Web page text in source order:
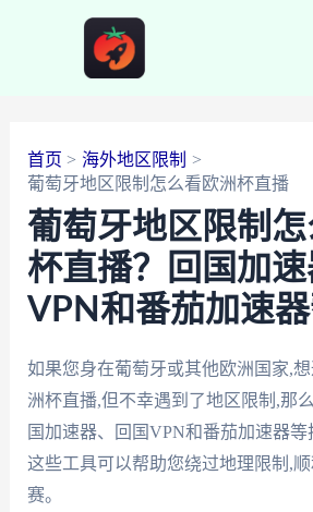
首页
海外地区限制
葡萄牙地区限制怎么看欧洲杯直播
葡萄牙地区限制
杯直播？回国加速
VPN和番茄加速
如果您身在葡萄牙或其他欧洲国家,
洲杯直播,但不幸遇到了地区限制,那
国加速器、回国VPN和番茄加速器等
这些工具可以帮助您绕过地理限制,
赛。